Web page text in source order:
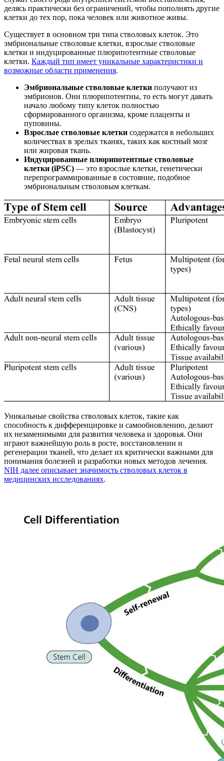
делясь практически без ограничений, чтобы пополнять другие
клетки до тех пор, пока человек или животное живы.
Существует в основном три типа стволовых клеток. Это
эмбриональные стволовые клетки, взрослые стволовые
клетки и индуцированные плюрипотентные стволовые
клетки. Каждый тип имеет уникальные характеристики и
возможные области применения.
Эмбриональные стволовые клетки получают из
эмбрионов. Они плюрипотентны, то есть могут давать
начало любому типу клеток полностью
сформированного организма, кроме плаценты и
пуповины.
Взрослые стволовые клетки содержатся в небольших
количествах в зрелых тканях, таких как костный мозг
или жировая ткань.
Индуцированные плюрипотентные стволовые
клетки (iPSC) — это взрослые клетки, генетически
перепрограммированные в состояние, подобное
эмбриональным стволовым клеткам.
Уникальные свойства стволовых клеток, такие как
способность к дифференцировке и самообновлению, делают
их незаменимыми для развития человека и здоровья. Они
играют важнейшую роль в росте, восстановлении и
регенерации тканей, что делает их критически важными для
понимания болезней и разработки новых методов лечения.
NIH далее описывает значимость стволовых клеток в
медицинских исследованиях.